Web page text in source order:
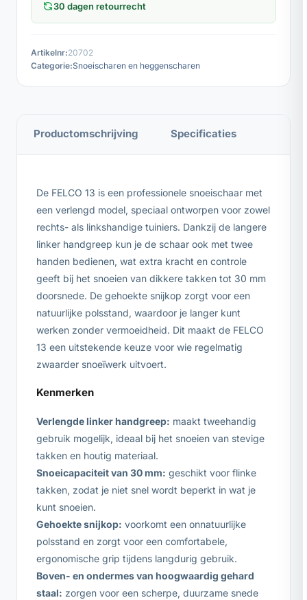
30 dagen retourrecht
Artikelnr:20702
Categorie:Snoeischaren en heggenscharen
Productomschrijving Specificaties
De FELCO 13 is een professionele snoeischaar met
een verlengd model, speciaal ontworpen voor zowel
rechts- als linkshandige tuiniers. Dankzij de langere
linker handgreep kun je de schaar ook met twee
handen bedienen, wat extra kracht en controle
geeft bij het snoeien van dikkere takken tot 30 mm
doorsnede. De gehoekte snijkop zorgt voor een
natuurlijke polsstand, waardoor je langer kunt
werken zonder vermoeidheid. Dit maakt de FELCO
13 een uitstekende keuze voor wie regelmatig
zwaarder snoeïwerk uitvoert.
Kenmerken
Verlengde linker handgreep: maakt tweehandig
gebruik mogelijk, ideaal bij het snoeien van stevige
takken en houtig materiaal.
Snoeicapaciteit van 30 mm: geschikt voor flinke
takken, zodat je niet snel wordt beperkt in wat je
kunt snoeien.
Gehoekte snijkop: voorkomt een onnatuurlijke
polsstand en zorgt voor een comfortabele,
ergonomische grip tijdens langdurig gebruik.
Boven- en ondermes van hoogwaardig gehard
staal: zorgen voor een scherpe, duurzame snede